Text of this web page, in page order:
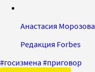
Анастасия Морозова
Редакция Forbes
#госизмена #приговор